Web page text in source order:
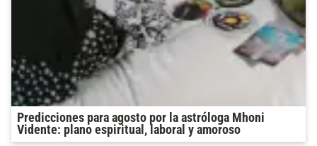
Predicciones para agosto por la astróloga Mhoni
Vidente: plano espiritual, laboral y amoroso